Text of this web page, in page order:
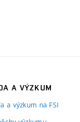
A VÝZKUM
a výzkum na FSI